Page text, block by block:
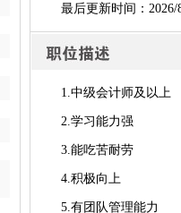
最后更新时间：
1.中级会计师及以上
2.学习能力强
3.能吃苦耐劳
4.积极向上
5.有团队管理能力